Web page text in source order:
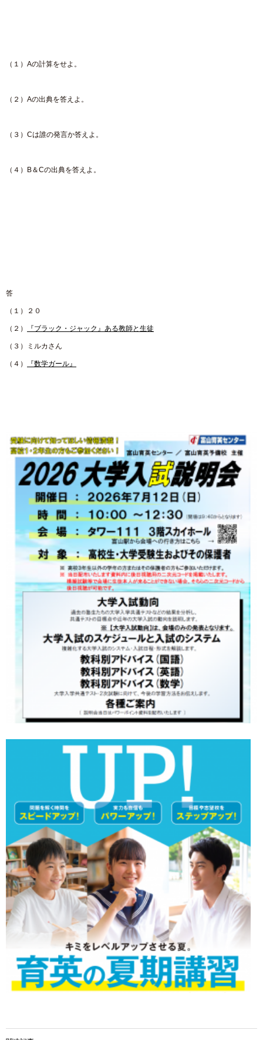
（１）Aの計算をせよ。
（２）Aの出典を答えよ。
（３）Cは誰の発言か答えよ。
（４）B＆Cの出典を答えよ。
答
（１）２０
（２） 『ブラック・ジャック』ある教師と生徒
（３）ミルカさん
（４） 『数学ガール』